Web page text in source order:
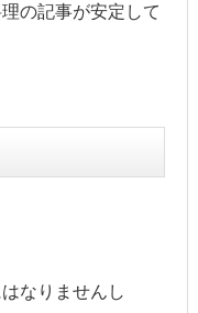
の記事が安定して
なりませんし